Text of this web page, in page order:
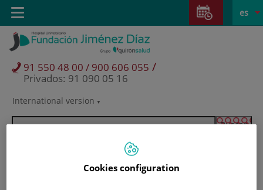
Saltar al contenido
Saltar
contenido
Selector
idioma
activo
es
International version
91 550 48 00 / 900 606 055 /
Privados: 91 090 05 16
Toggle
navigation
Cookies configuration